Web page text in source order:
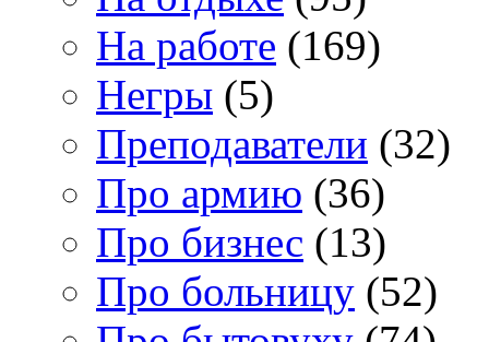
На работе (169)
Негры (5)
Преподаватели (32)
Про армию (36)
Про бизнес (13)
Про больницу (52)